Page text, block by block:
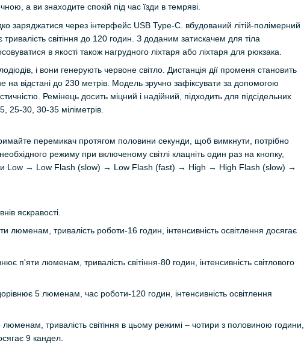
а ви знаходите спокій під час їзди в темряві.
заряджатися через інтерфейс USB Type-C. вбудований літій-полімерний
світіння до 120 годин. З доданим затискачем для тіла
в якості також нагрудного ліхтаря або ліхтаря для рюкзака.
і вони генерують червоне світло. Дистанція дії променя становить
на відстані до 230 метрів. Модель зручно зафіксувати за допомогою
Ремінець досить міцний і надійний, підходить для підсідельних
25-30, 30-35 міліметрів.
перемикач протягом половини секунди, щоб вимкнути, потрібно
режиму при включеному світлі клацніть один раз на кнопку,
Low → Low Flash (slow) → Low Flash (fast) → High → High Flash (slow) →
яскравості.
люменам, тривалість роботи-16 годин, інтенсивність освітлення досягає
п'яти люменам, тривалість світіння-80 годин, інтенсивність світлового
5 люменам, час роботи-120 годин, інтенсивність освітлення
люменам, тривалість світіння в цьому режимі – чотири з половиною години,
9 кандел.